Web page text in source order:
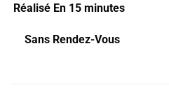
Réalisé En 15 minutes
Sans Rendez-Vous